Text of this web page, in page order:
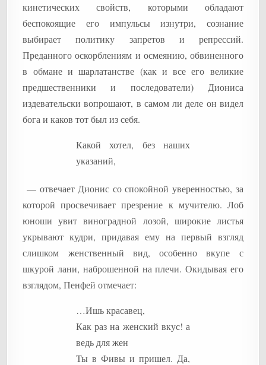
кинетических свойств, которыми обладают
беспокоящие его импульсы изнутри, сознание
выбирает политику запретов и репрессий.
Преданного оскорблениям и осмеянию, обвиненного
в обмане и шарлатанстве (как и все его великие
предшественники и последователи) Диониса
издевательски вопрошают, в самом ли деле он видел
бога и каков тот был из себя.
Какой хотел, без наших
указаний,
— отвечает Дионис со спокойной уверенностью, за
которой просвечивает презрение к мучителю. Лоб
юноши увит виноградной лозой, широкие листья
укрывают кудри, придавая ему на первый взгляд
слишком женственный вид, особенно вкупе с
шкурой лани, наброшенной на плечи. Окидывая его
взглядом, Пенфей отмечает:
…Ишь красавец,
Как раз на женский вкус! а
ведь для жен
Ты в Фивы и пришел. Да,